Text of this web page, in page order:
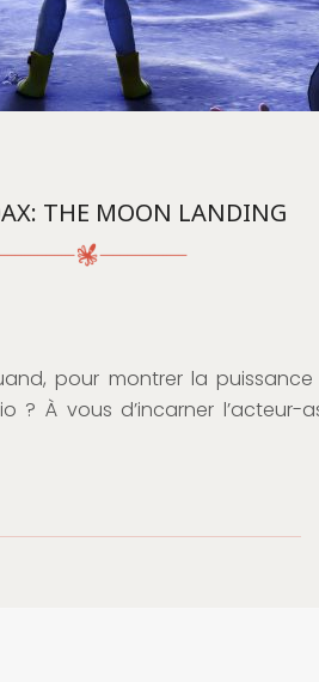
THE MOON LANDING
pour montrer la
? À vous d’incarner l’acteur-